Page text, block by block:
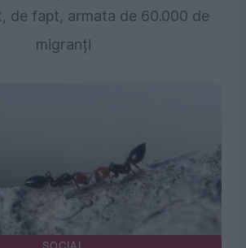
de fapt, armata de 60.000 de
migranți